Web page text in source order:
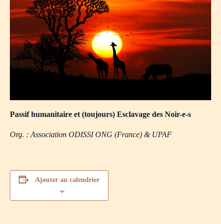
Passif humanitaire et (toujours) Esclavage des Noir-e-s
Org. : Association ODISSI ONG (France) & UPAF
Ajouter au calendrier